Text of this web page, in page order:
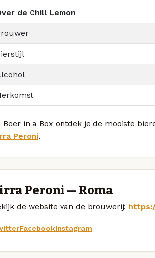
de Chill Lemon
Beer in a Box ontdek je de mooiste
Peroni.
Peroni — Roma
de website van de brouwerij:
FacebookInstagram